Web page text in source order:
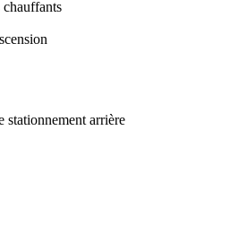
chauffants
stationnement arrière